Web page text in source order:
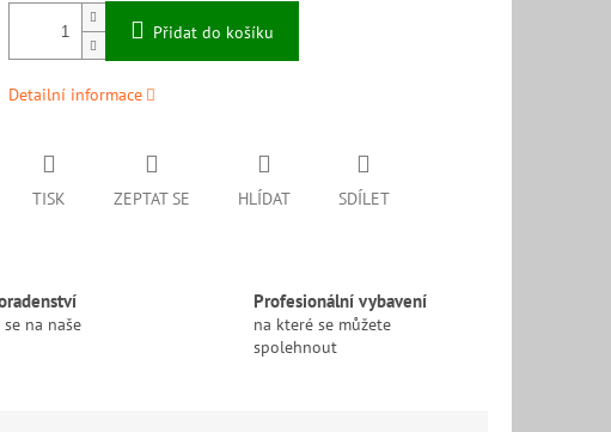
Přidat do košíku
Detailní informace
TISK ZEPTAT SE HLÍDAT SDÍLET
na naše
Profesionální vybavení
na které se můžete
spolehnout